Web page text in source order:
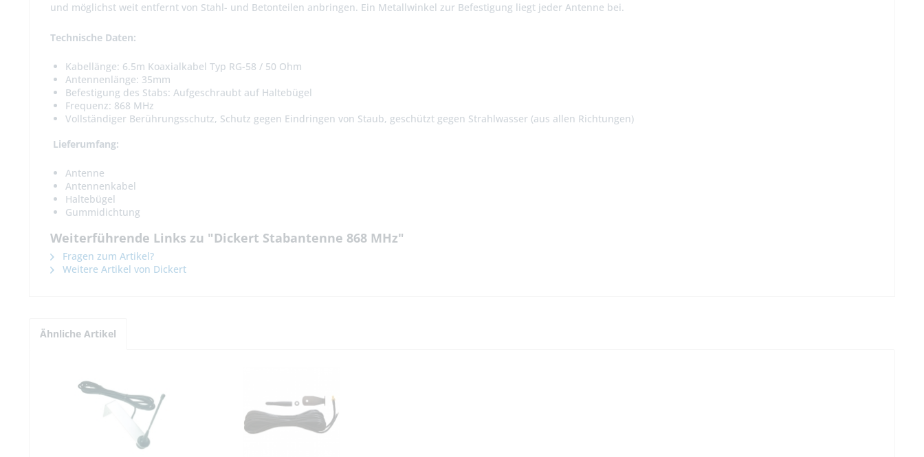
und möglichst weit entfernt von Stahl- und Betonteilen anbringen. Ein Metallwinkel zur Befestigung liegt jeder Antenne bei.
Technische Daten:
Kabellänge: 6.5m Koaxialkabel Typ RG-58 / 50 Ohm
Antennenlänge: 35mm
Befestigung des Stabs: Aufgeschraubt auf Haltebügel
Frequenz: 868 MHz
Vollständiger Berührungsschutz, Schutz gegen Eindringen von Staub, geschützt gegen Strahlwasser (aus allen Richtungen)
Lieferumfang:
Antenne
Antennenkabel
Haltebügel
Gummidichtung
Weiterführende Links zu "Dickert Stabantenne 868 MHz"
Fragen zum Artikel?
Weitere Artikel von Dickert
Ähnliche Artikel